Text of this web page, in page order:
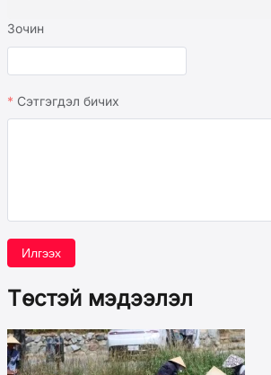
Зочин
Сэтгэгдэл бичих
Илгээх
Төстэй мэдээлэл